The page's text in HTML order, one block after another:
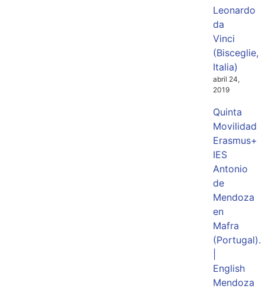
Leonardo
da
Vinci
(Bisceglie,
Italia)
abril 24,
2019
Quinta
Movilidad
Erasmus+
IES
Antonio
de
Mendoza
en
Mafra
(Portugal).
English
Mendoza